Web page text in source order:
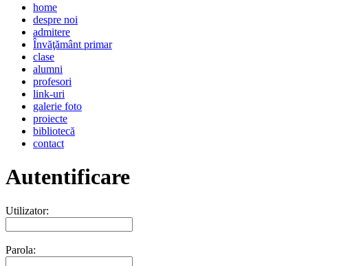
home
despre noi
admitere
Învăţământ primar
clase
alumni
profesori
link-uri
galerie foto
proiecte
bibliotecă
contact
Autentificare
Utilizator:
Parola: